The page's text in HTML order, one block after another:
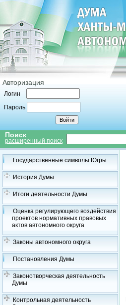
Авторизация
Логин
Пароль
Поиск
расширенный поиск
Государственные символы Югры
История Думы
Итоги деятельности Думы
Оценка регулирующего воздействия
проектов нормативных правовых
актов автономного округа
Законы автономного округа
Постановления Думы
Законотворческая деятельность
Думы
Контрольная деятельность